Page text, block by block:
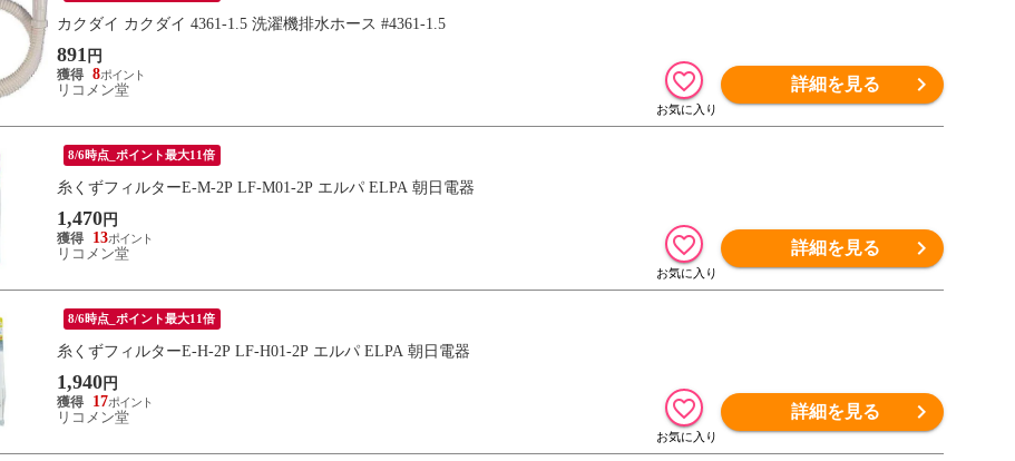
カクダイ カクダイ 4361-1.5 洗濯機排水ホース #4361-1.5
891 円
8
リコメン堂
詳細を見る
8/6時点_ポイント最大11倍
糸くずフィルターE-M-2P LF-M01-2P エルパ ELPA 朝日電器
1,470 円
13
リコメン堂
詳細を見る
8/6時点_ポイント最大11倍
糸くずフィルターE-H-2P LF-H01-2P エルパ ELPA 朝日電器
1,940 円
17
リコメン堂
詳細を見る